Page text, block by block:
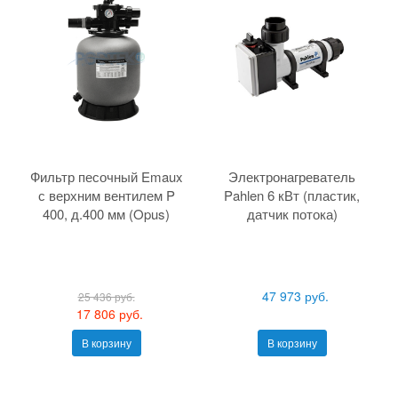
Фильтр песочный Emaux
с верхним вентилем P
400, д.400 мм (Opus)
25 436 руб.
17 806 руб.
В корзину
Электронагреватель
Pahlen 6 кВт (пластик,
датчик потока)
47 973 руб.
В корзину